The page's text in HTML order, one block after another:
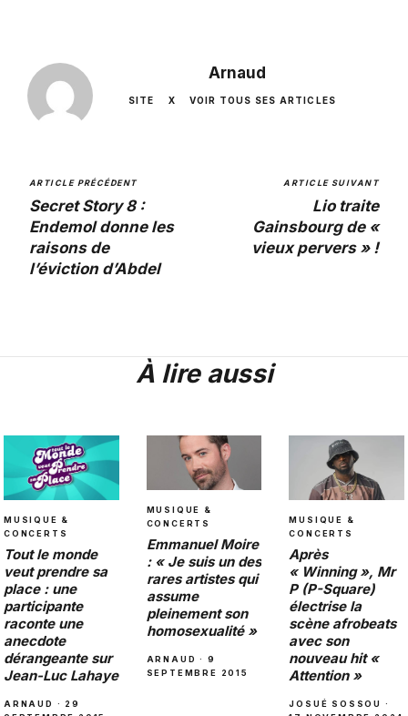
Arnaud
SITE X VOIR TOUS SES ARTICLES
ARTICLE PRÉCÉDENT
Secret Story 8 :
Endemol donne les
raisons de
l’éviction d’Abdel
ARTICLE SUIVANT
Lio traite
Gainsbourg de «
vieux pervers » !
À lire aussi
MUSIQUE &
CONCERTS
Tout le monde
veut prendre sa
place : une
participante
raconte une
anecdote
dérangeante sur
Jean-Luc Lahaye
ARNAUD · 29
MUSIQUE &
CONCERTS
Emmanuel Moire
: « Je suis un des
rares artistes qui
assume
pleinement son
homosexualité »
ARNAUD · 9
SEPTEMBRE 2015
MUSIQUE &
CONCERTS
Après
« Winning », Mr
P (P-Square)
électrise la
scène afrobeats
avec son
nouveau hit «
Attention »
JOSUÉ SOSSOU ·